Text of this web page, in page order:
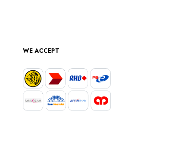
WE ACCEPT